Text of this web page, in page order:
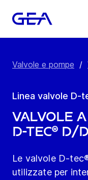
Valvole e pompe /
Linea valvole D-
Valvole a
D-tec® D/
Le valvole D-
utilizzate per